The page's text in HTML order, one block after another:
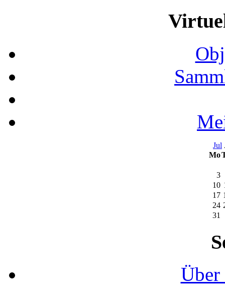
Jul
Mo
3
10
17
24
31